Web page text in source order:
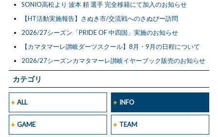
カテゴリ
ALL INFO
GAME TEAM
SONIO高松より 波本 頼 選手 完全移籍にて加入のお知らせ
【HT活動実施報告】さぬき市/交流戦へのさぬぴー訪問
2026/27シーズン「PRIDE OF 中四国」実施のお知らせ
【カマタマーレ讃岐ダーツスクール】8月・9月の日程について
2026/27シーズンカマタマーレ讃岐イヤーブック販売のお知らせ